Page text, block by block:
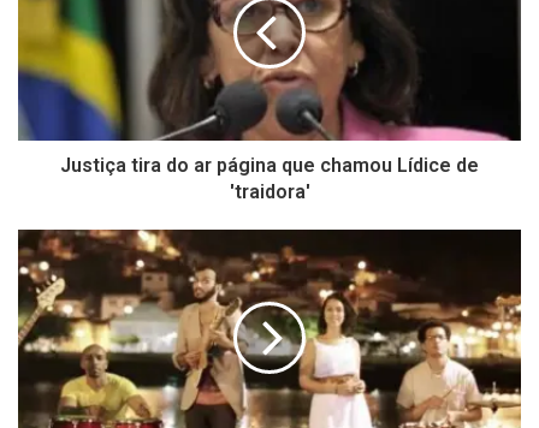
Justiça tira do ar página que chamou Lídice de
'traidora'